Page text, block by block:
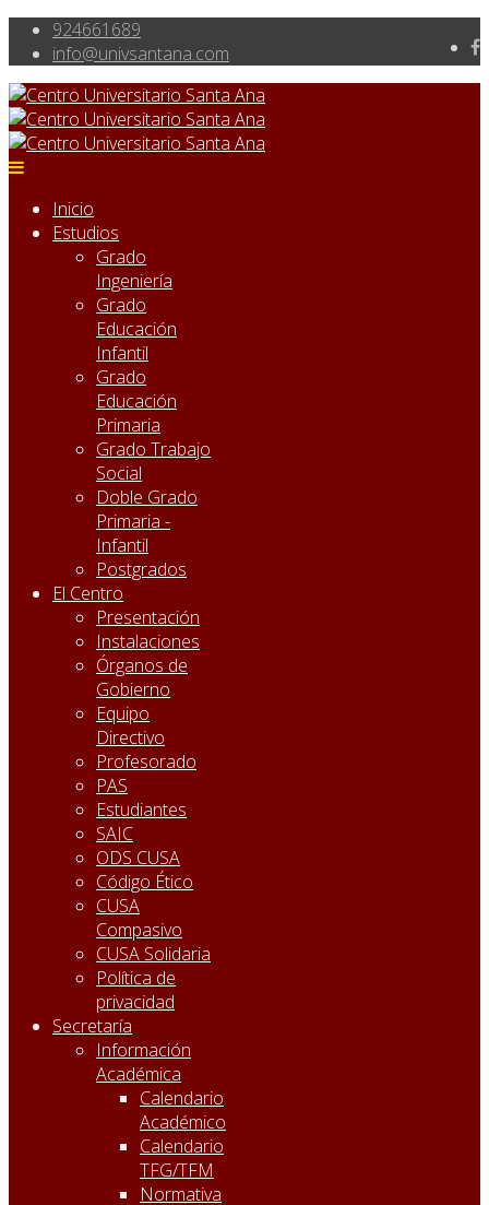
924661689
info@univsantana.com
Inicio
Estudios
Grado
Ingeniería
Grado
Educación
Infantil
Grado
Educación
Primaria
Grado Trabajo
Social
Doble Grado
Primaria -
Infantil
Postgrados
El Centro
Presentación
Instalaciones
Órganos de
Gobierno
Equipo
Directivo
Profesorado
PAS
Estudiantes
SAIC
ODS CUSA
Código Ético
CUSA
Compasivo
CUSA Solidaria
Política de
privacidad
Secretaría
Información
Académica
Calendario
Académico
Calendario
TFG/TFM
Normativa